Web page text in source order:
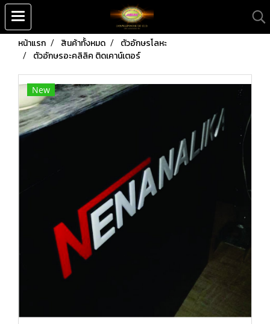
หน้าแรก สินค้าทั้งหมด
ตัวอักษรโลหะ
ตัวอักษรอะคลิลิค ติดเคาน์เตอร์
New